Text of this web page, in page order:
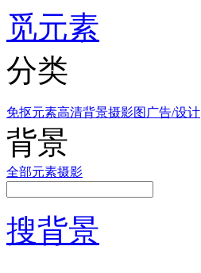
觅元素
分类
免抠元素高清背景摄影图 广告/设计
背景
全部元素摄影
搜背景